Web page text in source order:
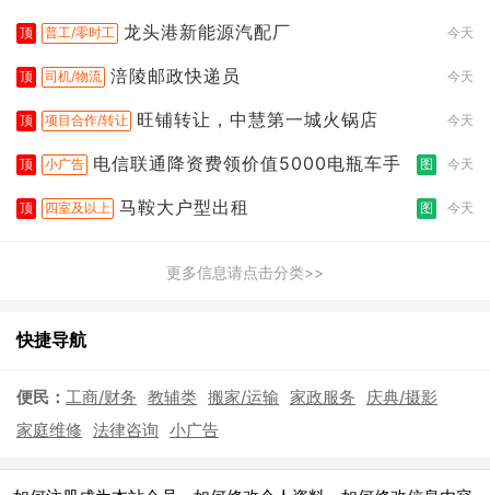
顶 普工/零时工 龙头港新能源汽配厂 今天
顶 司机/物流 涪陵邮政快递员 今天
顶 项目合作/转让 旺铺转让，中慧第一城火锅店 今天
顶 小广告 电信联通降资费领价值5000电瓶车手 图 今天
顶 四室及以上 马鞍大户型出租 图 今天
更多信息请点击分类>>
快捷导航
便民： 工商/财务 教辅类 搬家/运输 家政服务
庆典/摄影
家庭维修 法律咨询 小广告